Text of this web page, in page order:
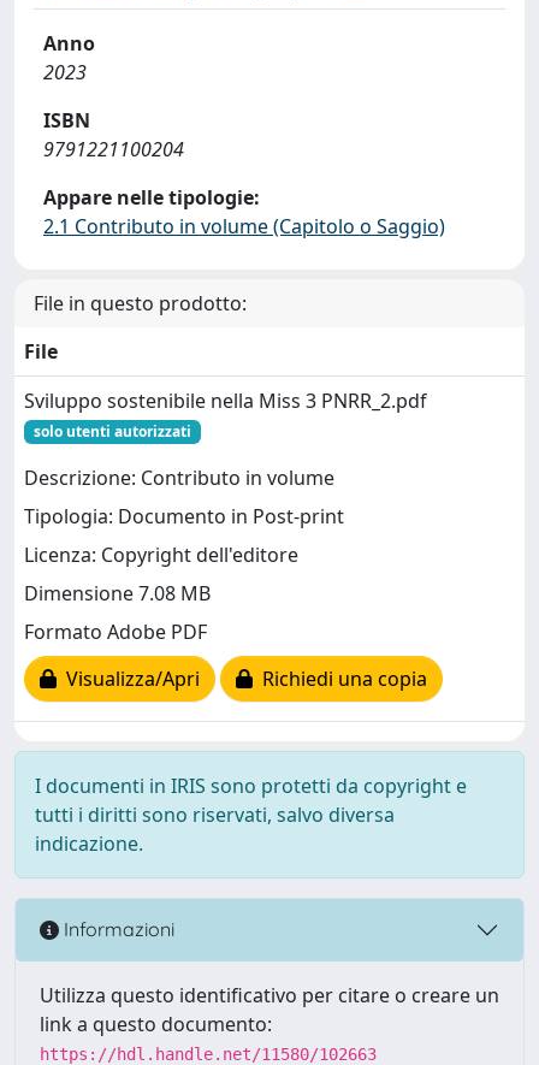
Anno
2023
ISBN
9791221100204
Appare nelle tipologie:
2.1 Contributo in volume (Capitolo o Saggio)
File in questo prodotto:
File
Sviluppo sostenibile nella Miss 3 PNRR_2.pdf
solo utenti autorizzati
Descrizione: Contributo in volume
Tipologia: Documento in Post-print
Licenza: Copyright dell'editore
Dimensione 7.08 MB
Formato Adobe PDF
Visualizza/Apri
Richiedi una copia
I documenti in IRIS sono protetti da copyright e
tutti i diritti sono riservati, salvo diversa
indicazione.
Informazioni
Utilizza questo identificativo per citare o creare un
link a questo documento:
https://hdl.handle.net/11580/102663